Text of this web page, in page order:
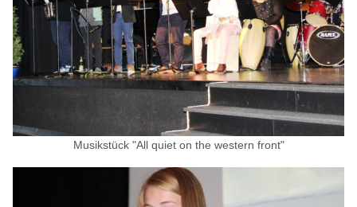
Musikstück "All quiet on the western front"